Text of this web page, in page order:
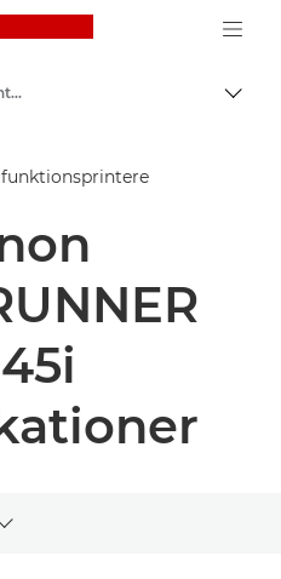
Canon Logo, back
Skift
Multifunktionsprintere – Alt-i-Én-printere
Sort/hvid-multifunktionsprintere
Toggle breadcrumbs